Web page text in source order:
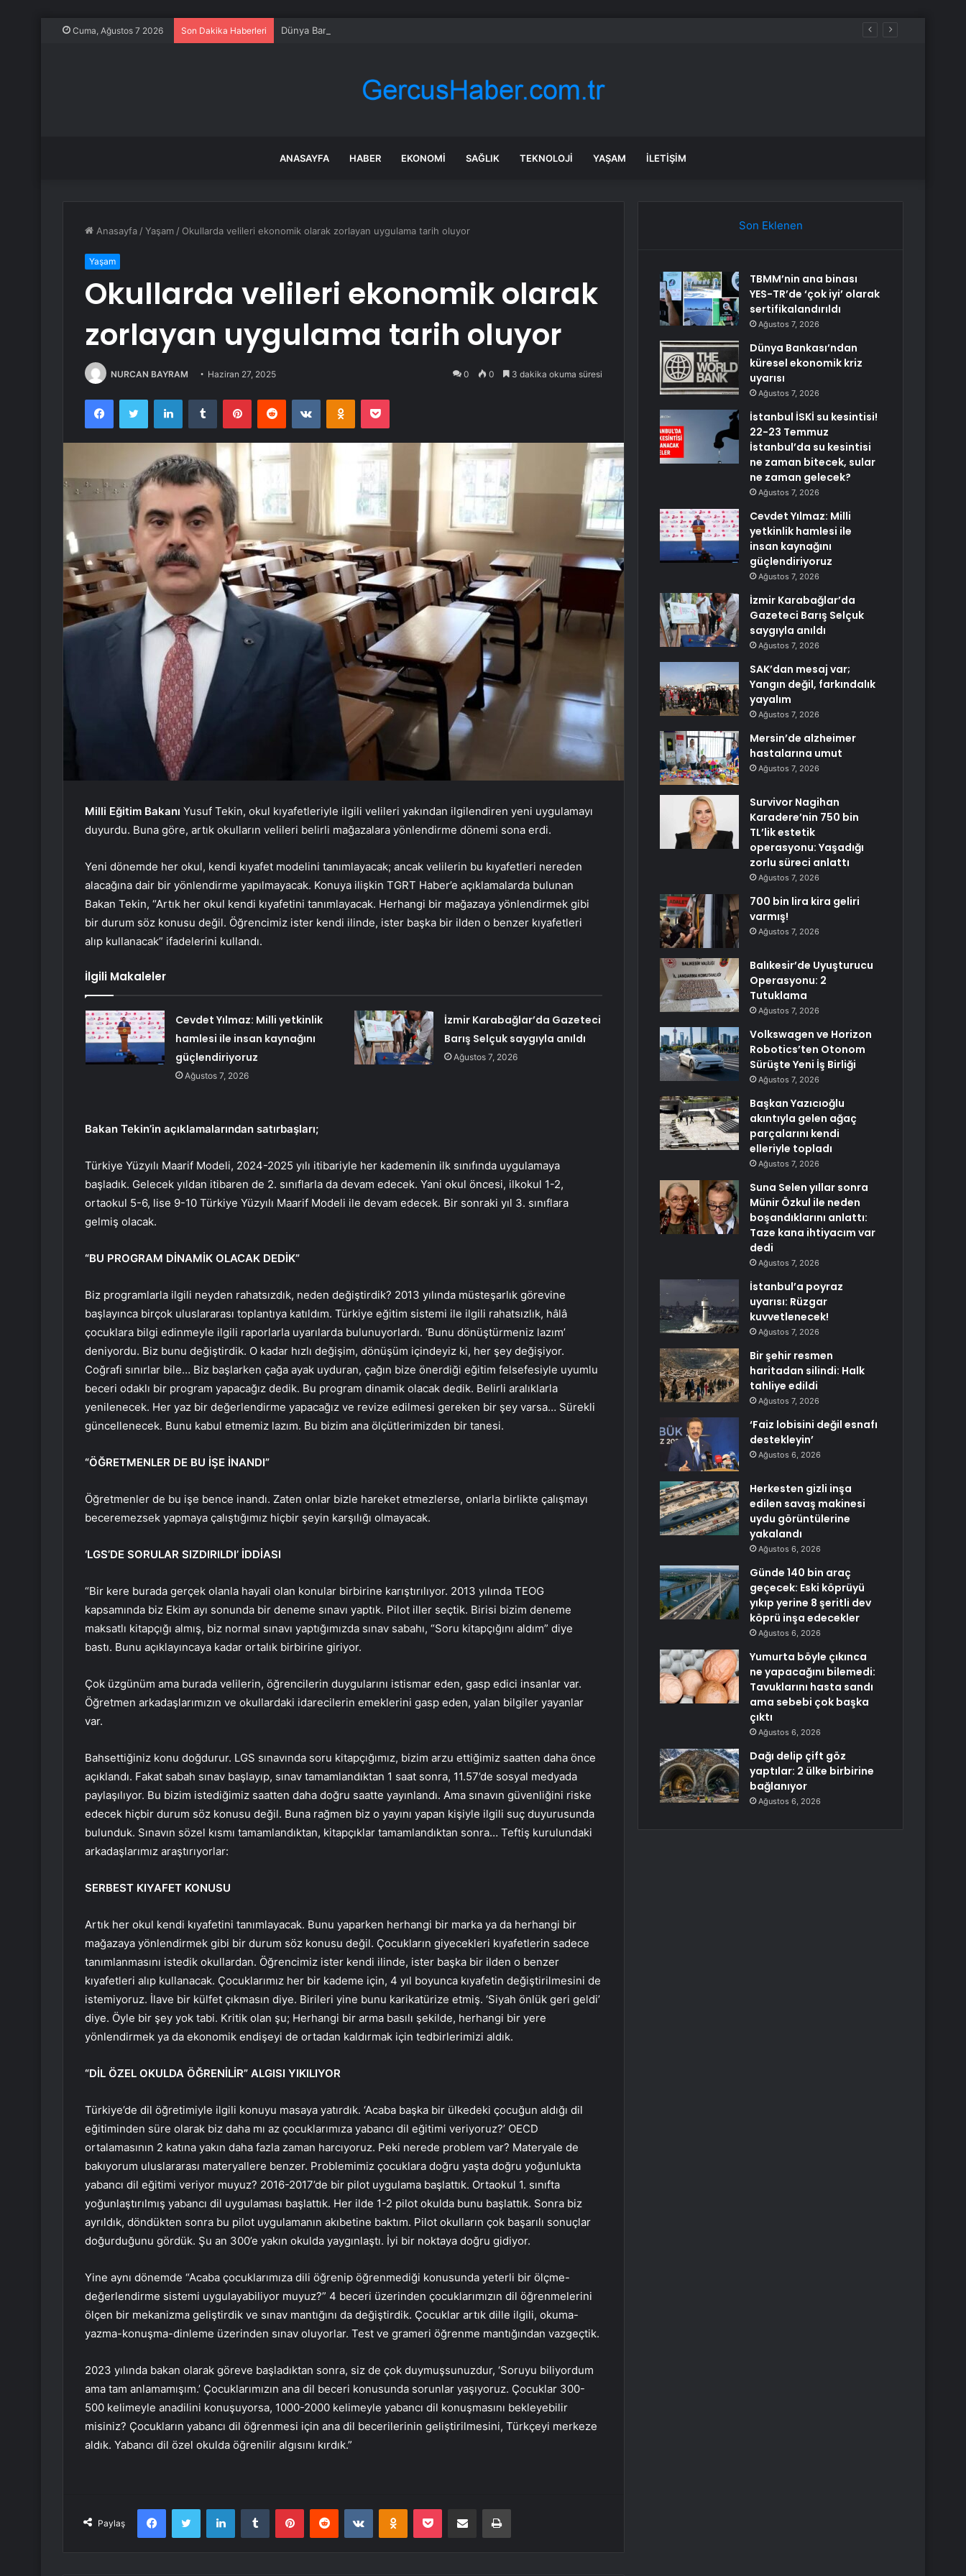
Cuma, Ağustos 7 2026 Son Dakika Haberleri Dünya Bankası’ndan küresel ekonomik kriz uyarısı
ANASAYFA HABER EKONOMI SAĞLIK TEKNOLOJI YAŞAM İLETIŞIM
Anasayfa /Yaşam / Okullarda velileri ekonomik olarak zorlayan uygulama tarih oluyor
Yaşam
Okullarda velileri ekonomik olarak
zorlayan uygulama tarih oluyor
NURCAN BAYRAM Haziran 27, 2025 0 0 3 dakika okuma süresi
FacebookTwitter LinkedInTumblr PinterestReddit VKontakteOdnoklassniki
Pocket
Milli Eğitim Bakanı Yusuf Tekin, okul kıyafetleriyle ilgili velileri yakından ilgilendiren yeni uygulamayı
duyurdu. Buna göre, artık okulların velileri belirli mağazalara yönlendirme dönemi sona erdi.
Yeni dönemde her okul, kendi kıyafet modelini tanımlayacak; ancak velilerin bu kıyafetleri nereden
alacağına dair bir yönlendirme yapılmayacak. Konuya ilişkin TGRT Haber’e açıklamalarda bulunan
Bakan Tekin, “Artık her okul kendi kıyafetini tanımlayacak. Herhangi bir mağazaya yönlendirmek gibi
bir durum söz konusu değil. Öğrencimiz ister kendi ilinde, ister başka bir ilden o benzer kıyafetleri
alıp kullanacak” ifadelerini kullandı.
İlgili Makaleler
Cevdet Yılmaz: Milli yetkinlik
hamlesi ile insan kaynağını
güçlendiriyoruz
Ağustos 7, 2026
İzmir Karabağlar’da Gazeteci
Barış Selçuk saygıyla anıldı
Ağustos 7, 2026
Bakan Tekin’in açıklamalarından satırbaşları;
Türkiye Yüzyılı Maarif Modeli, 2024-2025 yılı itibariyle her kademenin ilk sınıfında uygulamaya
başladık. Gelecek yıldan itibaren de 2. sınıflarla da devam edecek. Yani okul öncesi, ilkokul 1-2,
ortaokul 5-6, lise 9-10 Türkiye Yüzyılı Maarif Modeli ile devam edecek. Bir sonraki yıl 3. sınıflara
gelmiş olacak.
“BU PROGRAM DİNAMİK OLACAK DEDİK”
Biz programlarla ilgili neyden rahatsızdık, neden değiştirdik? 2013 yılında müsteşarlık görevine
başlayınca birçok uluslararası toplantıya katıldım. Türkiye eğitim sistemi ile ilgili rahatsızlık, hâlâ
çocuklara bilgi edinmeyle ilgili raporlarla uyarılarda bulunuyorlardı. ‘Bunu dönüştürmeniz lazım’
deniyordu. Biz bunu değiştirdik. O kadar hızlı değişim, dönüşüm içindeyiz ki, her şey değişiyor.
Coğrafi sınırlar bile… Biz başlarken çağa ayak uyduran, çağın bize önerdiği eğitim felsefesiyle uyumlu
beceri odaklı bir program yapacağız dedik. Bu program dinamik olacak dedik. Belirli aralıklarla
yenilenecek. Her yaz bir değerlendirme yapacağız ve revize edilmesi gereken bir şey varsa… Sürekli
güncellenecek. Bunu kabul etmemiz lazım. Bu bizim ana ölçütlerimizden bir tanesi.
“ÖĞRETMENLER DE BU İŞE İNANDI”
Öğretmenler de bu işe bence inandı. Zaten onlar bizle hareket etmezlerse, onlarla birlikte çalışmayı
beceremezsek yapmaya çalıştığımız hiçbir şeyin karşılığı olmayacak.
‘LGS’DE SORULAR SIZDIRILDI’ İDDİASI
“Bir kere burada gerçek olanla hayali olan konular birbirine karıştırılıyor. 2013 yılında TEOG
kapsamında biz Ekim ayı sonunda bir deneme sınavı yaptık. Pilot iller seçtik. Birisi bizim deneme
maksatlı kitapçığı almış, biz normal sınavı yaptığımızda sınav sabahı, “Soru kitapçığını aldım” diye
bastı. Bunu açıklayıncaya kadar ortalık birbirine giriyor.
Çok üzgünüm ama burada velilerin, öğrencilerin duygularını istismar eden, gasp edici insanlar var.
Öğretmen arkadaşlarımızın ve okullardaki idarecilerin emeklerini gasp eden, yalan bilgiler yayanlar
var.
Bahsettiğiniz konu doğdurur. LGS sınavında soru kitapçığımız, bizim arzu ettiğimiz saatten daha önce
açıklandı. Fakat sabah sınav başlayıp, sınav tamamlandıktan 1 saat sonra, 11.57’de sosyal medyada
paylaşılıyor. Bu bizim istediğimiz saatten daha doğru saatte yayınlandı. Ama sınavın güvenliğini riske
edecek hiçbir durum söz konusu değil. Buna rağmen biz o yayını yapan kişiyle ilgili suç duyurusunda
bulunduk. Sınavın sözel kısmı tamamlandıktan, kitapçıklar tamamlandıktan sonra… Teftiş kurulundaki
arkadaşlarımız araştırıyorlar:
SERBEST KIYAFET KONUSU
Artık her okul kendi kıyafetini tanımlayacak. Bunu yaparken herhangi bir marka ya da herhangi bir
mağazaya yönlendirmek gibi bir durum söz konusu değil. Çocukların giyecekleri kıyafetlerin sadece
tanımlanmasını istedik okullardan. Öğrencimiz ister kendi ilinde, ister başka bir ilden o benzer
kıyafetleri alıp kullanacak. Çocuklarımız her bir kademe için, 4 yıl boyunca kıyafetin değiştirilmesini de
istemiyoruz. İlave bir külfet çıkmasın diye. Birileri yine bunu karikatürize etmiş. ‘Siyah önlük geri geldi’
diye. Öyle bir şey yok tabi. Kritik olan şu; Herhangi bir arma basılı şekilde, herhangi bir yere
yönlendirmek ya da ekonomik endişeyi de ortadan kaldırmak için tedbirlerimizi aldık.
“DİL ÖZEL OKULDA ÖĞRENİLİR” ALGISI YIKILIYOR
Türkiye’de dil öğretimiyle ilgili konuyu masaya yatırdık. ‘Acaba başka bir ülkedeki çocuğun aldığı dil
eğitiminden süre olarak biz daha mı az çocuklarımıza yabancı dil eğitimi veriyoruz?’ OECD
ortalamasının 2 katına yakın daha fazla zaman harcıyoruz. Peki nerede problem var? Materyale de
bakıyorum uluslararası materyallere benzer. Problemimiz çocuklara doğru yaşta doğru yoğunlukta
yabancı dil eğitimi veriyor muyuz? 2016-2017’de bir pilot uygulama başlattık. Ortaokul 1. sınıfta
yoğunlaştırılmış yabancı dil uygulaması başlattık. Her ilde 1-2 pilot okulda bunu başlattık. Sonra biz
ayrıldık, döndükten sonra bu pilot uygulamanın akıbetine baktım. Pilot okulların çok başarılı sonuçlar
doğurduğunu gördük. Şu an 300’e yakın okulda yaygınlaştı. İyi bir noktaya doğru gidiyor.
Yine aynı dönemde “Acaba çocuklarımıza dili öğrenip öğrenmediği konusunda yeterli bir ölçme-
değerlendirme sistemi uygulayabiliyor muyuz?” 4 beceri üzerinden çocuklarımızın dil öğrenmelerini
ölçen bir mekanizma geliştirdik ve sınav mantığını da değiştirdik. Çocuklar artık dille ilgili, okuma-
yazma-konuşma-dinleme üzerinden sınav oluyorlar. Test ve grameri öğrenme mantığından vazgeçtik.
2023 yılında bakan olarak göreve başladıktan sonra, siz de çok duymuşsunuzdur, ‘Soruyu biliyordum
ama tam anlamamışım.’ Çocuklarımızın ana dil beceri konusunda sorunlar yaşıyoruz. Çocuklar 300-
500 kelimeyle anadilini konuşuyorsa, 1000-2000 kelimeyle yabancı dil konuşmasını bekleyebilir
misiniz? Çocukların yabancı dil öğrenmesi için ana dil becerilerinin geliştirilmesini, Türkçeyi merkeze
aldık. Yabancı dil özel okulda öğrenilir algısını kırdık.”
Paylaş
FacebookTwitter LinkedInTumblr PinterestReddit VKontakteOdnoklassniki
Pocket E-Posta ile paylaş Yazdır
Son Eklenen
TBMM’nin ana binası
YES-TR’de ‘çok iyi’ olarak
sertifikalandırıldı
Ağustos 7, 2026
Dünya Bankası’ndan
küresel ekonomik kriz
uyarısı
Ağustos 7, 2026
İstanbul İSKİ su kesintisi!
22-23 Temmuz
İstanbul’da su kesintisi
ne zaman bitecek, sular
ne zaman gelecek?
Ağustos 7, 2026
Cevdet Yılmaz: Milli
yetkinlik hamlesi ile
insan kaynağını
güçlendiriyoruz
Ağustos 7, 2026
İzmir Karabağlar’da
Gazeteci Barış Selçuk
saygıyla anıldı
Ağustos 7, 2026
SAK’dan mesaj var;
Yangın değil, farkındalık
yayalım
Ağustos 7, 2026
Mersin’de alzheimer
hastalarına umut
Ağustos 7, 2026
Survivor Nagihan
Karadere’nin 750 bin
TL’lik estetik
operasyonu: Yaşadığı
zorlu süreci anlattı
Ağustos 7, 2026
700 bin lira kira geliri
varmış!
Ağustos 7, 2026
Balıkesir’de Uyuşturucu
Operasyonu: 2
Tutuklama
Ağustos 7, 2026
Volkswagen ve Horizon
Robotics’ten Otonom
Sürüşte Yeni İş Birliği
Ağustos 7, 2026
Başkan Yazıcıoğlu
akıntıyla gelen ağaç
parçalarını kendi
elleriyle topladı
Ağustos 7, 2026
Suna Selen yıllar sonra
Münir Özkul ile neden
boşandıklarını anlattı:
Taze kana ihtiyacım var
dedi
Ağustos 7, 2026
İstanbul’a poyraz
uyarısı: Rüzgar
kuvvetlenecek!
Ağustos 7, 2026
Bir şehir resmen
haritadan silindi: Halk
tahliye edildi
Ağustos 7, 2026
‘Faiz lobisini değil esnafı
destekleyin’
Ağustos 6, 2026
Herkesten gizli inşa
edilen savaş makinesi
uydu görüntülerine
yakalandı
Ağustos 6, 2026
Günde 140 bin araç
geçecek: Eski köprüyü
yıkıp yerine 8 şeritli dev
köprü inşa edecekler
Ağustos 6, 2026
Yumurta böyle çıkınca
ne yapacağını bilemedi:
Tavuklarını hasta sandı
ama sebebi çok başka
çıktı
Ağustos 6, 2026
Dağı delip çift göz
yaptılar: 2 ülke birbirine
bağlanıyor
Ağustos 6, 2026